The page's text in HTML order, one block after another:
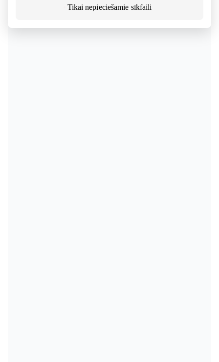
Tikai nepieciešamie sīkfaili